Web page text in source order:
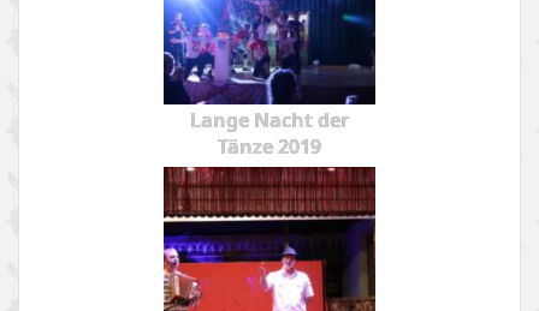
Lange Nacht der
Tänze 2019